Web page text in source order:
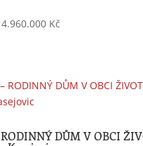
Kč
RODINNÝ DŮM V OBCI